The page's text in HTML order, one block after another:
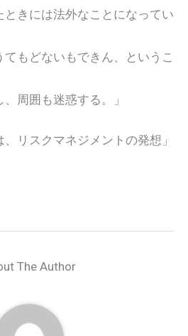
には法外なことになってい
どないもできん、というこ
囲も迷惑する。」
リスクマネジメントの発想」
The Author